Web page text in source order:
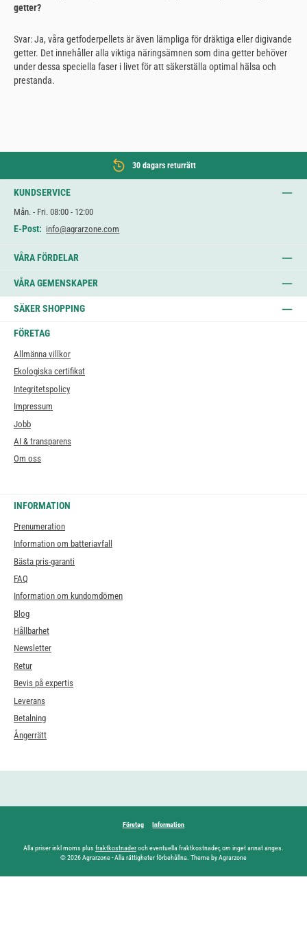
getter?
Svar: Ja, våra getfoderpellets är även lämpliga för dräktiga eller digivande
getter. Det innehåller alla viktiga näringsämnen som dina getter behöver
under dessa speciella faser i livet för att säkerställa optimal hälsa och
prestanda.
30 dagars returrätt
KUNDSERVICE
Mån. - Fri. 08:00 - 12:00
E-Post: info@agrarzone.com
VÅRA FÖRDELAR
VÅRA GEMENSKAPER
SÄKER SHOPPING
FÖRETAG
Allmänna villkor
Ekologiska certifikat
Integritetspolicy
Impressum
Jobb
AI & transparens
Om oss
INFORMATION
Prenumeration
Information om batteriavfall
Bästa pris-garanti
FAQ
Information om kundomdömen
Blog
Hållbarhet
Newsletter
Retur
Bevis på expertis
Leverans
Betalning
Ångerrätt
Företag Information
Alla priser inkl moms plus fraktkostnaderoch eventuella fraktkostnader, om inget annat anges.
© 2026 Agrarzone - Alla rättigheter förbehållna. Theme by Agrarzone